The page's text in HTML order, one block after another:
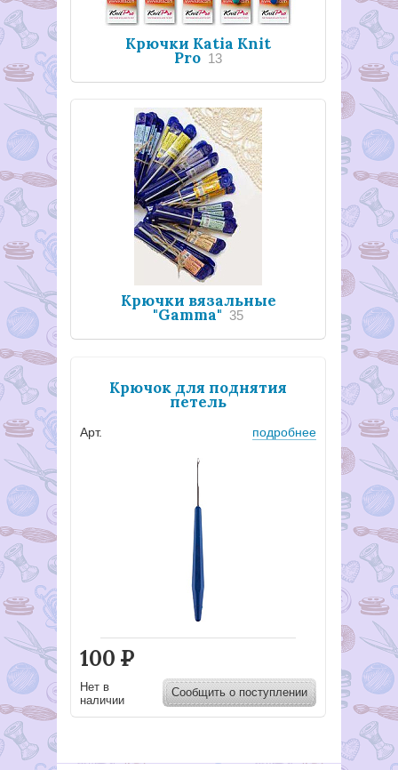
Крючки Katia Knit
Pro 13
Крючки вязальные
"Gamma" 35
Крючок для поднятия
петель
Арт. подробнее
100 Р
Нет в
наличии
Сообщить о поступлении